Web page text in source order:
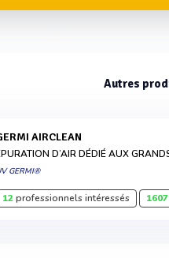
Autres
GERMI AIRCLEAN
D’AIR DÉDIÉ AUX
GERMI®
12professionnels intéressés 1607